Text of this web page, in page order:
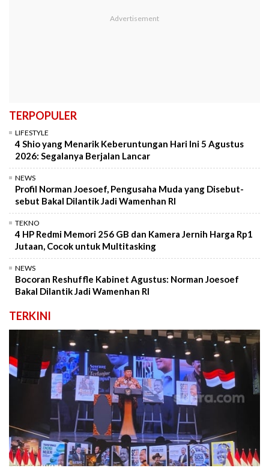
TERPOPULER
LIFESTYLE
4 Shio yang Menarik Keberuntungan Hari Ini 5 Agustus
2026: Segalanya Berjalan Lancar
NEWS
Profil Norman Joesoef, Pengusaha Muda yang Disebut-
sebut Bakal Dilantik Jadi Wamenhan RI
TEKNO
4 HP Redmi Memori 256 GB dan Kamera Jernih Harga Rp1
Jutaan, Cocok untuk Multitasking
NEWS
Bocoran Reshuffle Kabinet Agustus: Norman Joesoef
Bakal Dilantik Jadi Wamenhan RI
TERKINI